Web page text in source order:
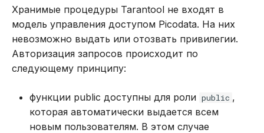
SELECT
TRUNCATE TABLE
VALUES
.proc_raft_promote
.proc_raft_snapshot_next_chunk
.proc_read_index
.proc_replication
.proc_replication_demote
Хранимые процедуры Tarantool не входят в
модель управления доступом Picodata. На них
невозможно выдать или отозвать привилегии.
Авторизация запросов происходит по
следующему принципу:
функции public доступны для роли public ,
которая автоматически выдается всем
новым пользователям. В этом случае